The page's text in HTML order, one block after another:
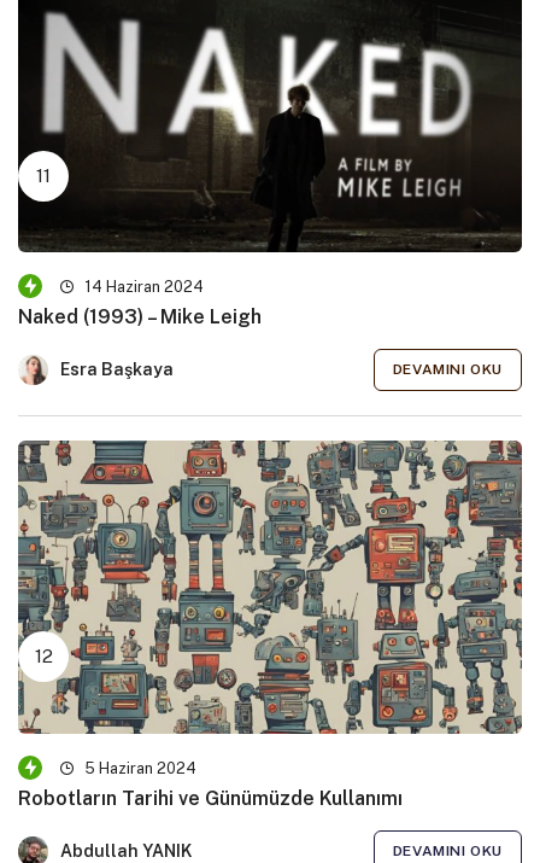
14 Haziran 2024
Naked (1993) – Mike Leigh
Esra Başkaya DEVAMINI OKU
5 Haziran 2024
Robotların Tarihi ve Günümüzde Kullanımı
Abdullah YANIK DEVAMINI OKU